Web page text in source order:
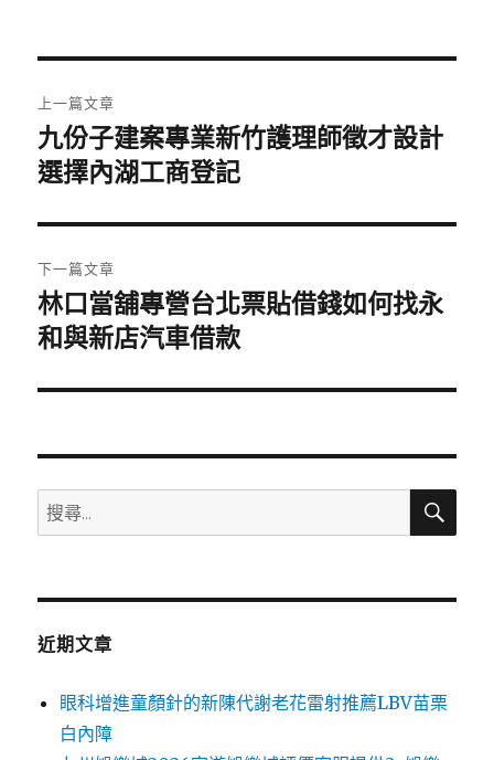
章
導
覽
上一篇文章
上
一
文
章:
九份子建案專業新竹護理師徵才設計
選擇內湖工商登記
下一篇文章
下
一
文
林口當舖專營台北票貼借錢如何找永
和與新店汽車借款
搜
尋
鍵
搜
近期文章
眼科增進童顏針的新陳代謝老花雷射推薦LBV苗栗
白內障